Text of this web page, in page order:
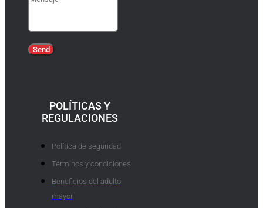
Send
POLÍTICAS Y
REGULACIONES
Política de seguridad
Términos y condiciones
Beneficios del adulto
mayor